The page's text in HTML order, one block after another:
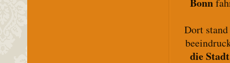
Dort
die Stadt